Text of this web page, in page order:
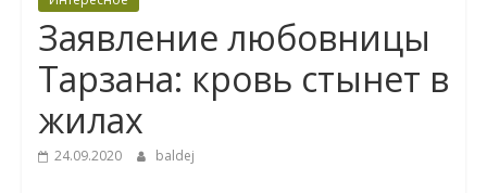
Заявление любовницы
Тарзана: кровь стынет в
жилах
24.09.2020 baldej